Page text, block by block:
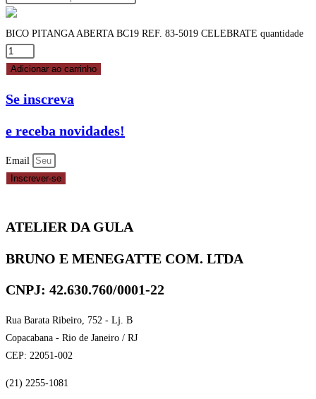
BICO PITANGA ABERTA BC19 REF. 83-5019 CELEBRATE quantidade
Adicionar ao carrinho
Se inscreva
e receba novidades!
Email
Inscrever-se
ATELIER DA GULA
BRUNO E MENEGATTE COM. LTDA
CNPJ: 42.630.760/0001-22
Rua Barata Ribeiro, 752 - Lj. B
Copacabana - Rio de Janeiro / RJ
CEP: 22051-002
(21) 2255-1081